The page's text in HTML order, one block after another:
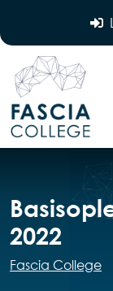
2022
Fascia College